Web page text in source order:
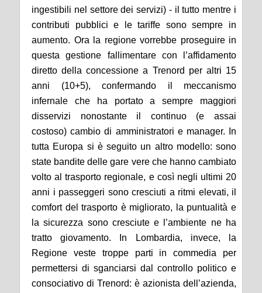
ingestibili nel settore dei servizi) - il tutto mentre i
contributi pubblici e le tariffe sono sempre in
aumento. Ora la regione vorrebbe proseguire in
questa gestione fallimentare con l’affidamento
diretto della concessione a Trenord per altri 15
anni (10+5), confermando il meccanismo
infernale che ha portato a sempre maggiori
disservizi nonostante il continuo (e assai
costoso) cambio di amministratori e manager. In
tutta Europa si è seguito un altro modello: sono
state bandite delle gare vere che hanno cambiato
volto al trasporto regionale, e così negli ultimi 20
anni i passeggeri sono cresciuti a ritmi elevati, il
comfort del trasporto è migliorato, la puntualità e
la sicurezza sono cresciute e l’ambiente ne ha
tratto giovamento. In Lombardia, invece, la
Regione veste troppe parti in commedia per
permettersi di sganciarsi dal controllo politico e
consociativo di Trenord: è azionista dell’azienda,